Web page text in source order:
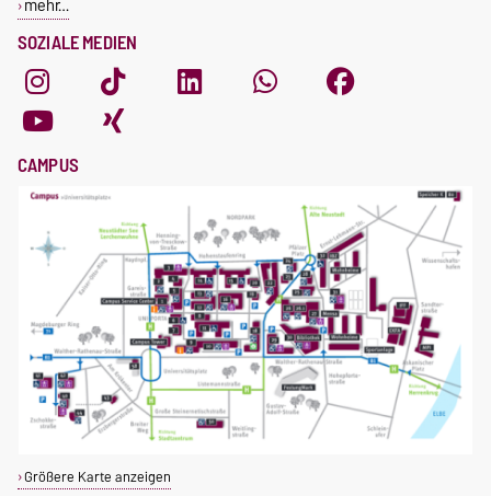
SOZIALE MEDIEN
CAMPUS
Größere Karte anzeigen